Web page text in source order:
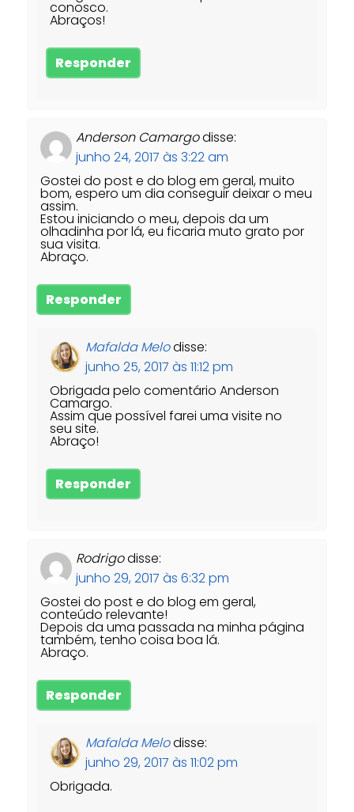
conosco.
Abraços!
Responder
Anderson Camargodisse:
junho 24, 2017 às 3:22 am
Gostei do post e do blog em geral, muito
bom, espero um dia conseguir deixar o meu
assim.
Estou iniciando o meu, depois da um
olhadinha por lá, eu ficaria muto grato por
sua visita.
Abraço.
Responder
Mafalda Melodisse:
junho 25, 2017 às 11:12 pm
Obrigada pelo comentário Anderson
Camargo.
Assim que possível farei uma visite no
seu site.
Abraço!
Responder
Rodrigodisse:
junho 29, 2017 às 6:32 pm
Gostei do post e do blog em geral,
conteúdo relevante!
Depois da uma passada na minha página
também, tenho coisa boa lá.
Abraço.
Responder
Mafalda Melodisse:
junho 29, 2017 às 11:02 pm
Obrigada.